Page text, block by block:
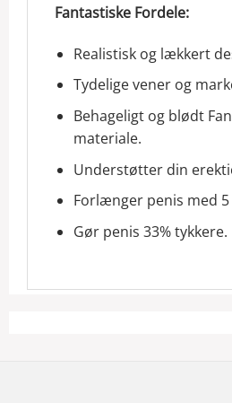
Fantastiske Fordele:
Realistisk og lækkert
Tydelige vener og
Behageligt og blødt
materiale.
Understøtter din
Forlænger penis med 5
Gør penis 33% tykkere.